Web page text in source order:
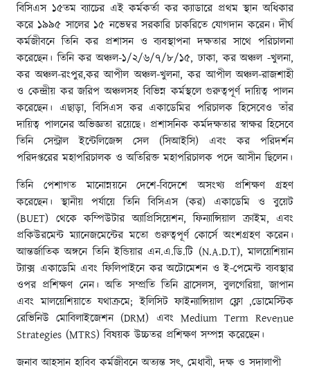
বিসিএস ১৫তম ব্যাচের এই কর্মকর্তা কর ক্যাডারে প্রথম স্থান অধিকার
করে ১৯৯৫ সালের ১৫ নভেম্বর সরকারি চাকরিতে যোগদান করেন। দীর্ঘ
কর্মজীবনে তিনি কর প্রশাসন ও ব্যবস্থাপনা দক্ষতার সাথে পরিচালনা
করেছেন। তিনি কর অঞ্চল-১/২/৬/৭/৮/১৫, ঢাকা, কর অঞ্চল -খুলনা,
কর অঞ্চল-রংপুর,কর আপীল অঞ্চল-খুলনা, কর আপীল অঞ্চল-রাজশাহী
ও কেন্দ্রীয় কর জরিপ অঞ্চলসহ বিভিন্ন কর্মস্থলে গুরুত্বপূর্ণ দায়িত্ব পালন
করেছেন। এছাড়া, বিসিএস কর একাডেমির পরিচালক হিসেবেও তাঁর
দায়িত্ব পালনের অভিজ্ঞতা রয়েছে। প্রশাসনিক কর্মদক্ষতার স্বাক্ষর হিসেবে
তিনি সেন্ট্রাল ইন্টেলিজেন্স সেল (সিআইসি) এবং কর পরিদর্শন
পরিদপ্তরের মহাপরিচালক ও অতিরিক্ত মহাপরিচালক পদে আসীন ছিলেন।
তিনি পেশাগত মানোন্নয়নে দেশে-বিদেশে অসংখ্য প্রশিক্ষণ গ্রহণ
করেছেন। স্থানীয় পর্যায়ে তিনি বিসিএস (কর) একাডেমি ও বুয়েট
(BUET) থেকে কম্পিউটার অ্যাপ্রিসিয়েশন, ফিন্যান্সিয়াল ক্রাইম, এবং
প্রকিউরমেন্ট ম্যানেজমেন্টের মতো গুরুত্বপূর্ণ কোর্সে অংশগ্রহণ করেন।
আন্তর্জাতিক অঙ্গনে তিনি ইন্ডিয়ার এন.এ.ডি.টি (N.A.D.T), মালয়েশিয়ান
ট্যাক্স একাডেমি এবং ফিলিপাইনে কর অটোমেশন ও ই-পেমেন্ট ব্যবস্থার
ওপর প্রশিক্ষণ নেন। অতি সম্প্রতি তিনি ব্রাসেলস, বুলগেরিয়া, জাপান
এবং মালয়েশিয়াতে যথাক্রমে; ইলিসিট ফাইন্যান্সিয়াল ফ্লো ,ডোমেস্টিক
রেভিনিউ মোবিলাইজেশন (DRM) এবং Medium Term Revenue
Strategies (MTRS) বিষয়ক উচ্চতর প্রশিক্ষণ সম্পন্ন করেছেন।
জনাব আহসান হাবিব কর্মজীবনে অত্যন্ত সৎ, মেধাবী, দক্ষ ও সদালাপী